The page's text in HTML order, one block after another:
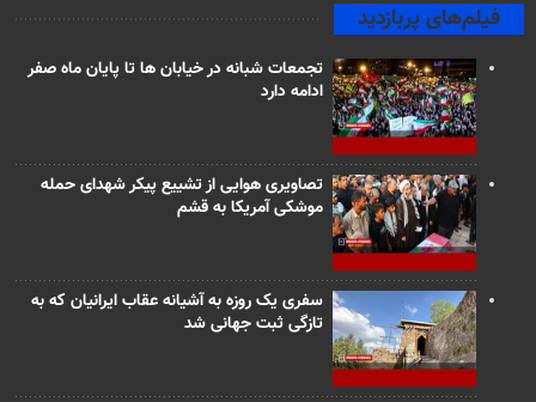
فیلم‌های پربازدید
تجمعات شبانه در خیابان ها تا پایان ماه صفر
ادامه دارد
تصاویری هوایی از تشییع پیکر شهدای حمله
موشکی آمریکا به قشم
سفری یک روزه به آشیانه عقاب ایرانیان که به
تازگی ثبت جهانی شد